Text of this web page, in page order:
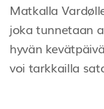
Matkalla
joka tunnetaan
hyvän
voi tarkkailla